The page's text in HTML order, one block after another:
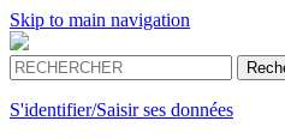
Skip to main navigation
S'identifier/Saisir ses données